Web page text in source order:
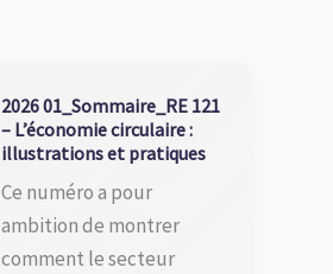
2026 01_Sommaire_RE 121
– L’économie circulaire :
illustrations et pratiques
Ce numéro a pour
ambition de montrer
comment le secteur